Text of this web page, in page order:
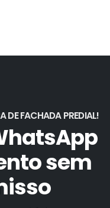
DE FACHADA PREDIAL!
sem